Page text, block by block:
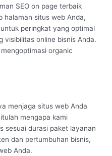
SEO on page terbaik
halaman situs web Anda,
peringkat yang optimal
visibilitas online bisnis Anda.
organic
menjaga situs web Anda
mengapa kami
sesuai durasi paket layanan
dan pertumbuhan bisnis,
Anda.